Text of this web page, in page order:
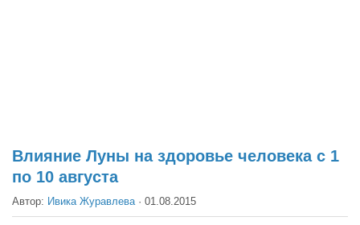
Выборы
Деньги
Влияние Луны на здоровье человека с 1
по 10 августа
Автор: Ивика Журавлева · 01.08.2015